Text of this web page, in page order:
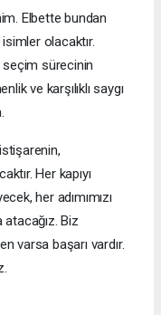
Elbette bundan
isimler olacaktır.
seçim sürecinin
ve karşılıklı saygı
Her kapıyı
her adımımızı
Biz
varsa başarı vardır.